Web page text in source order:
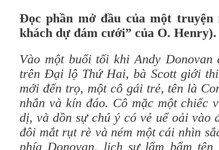
Đọc phần mở đầu của một truyện
khách dự đám cưới” của O. Henry).
Vào một buổi tối khi Andy
trên Đại lộ Thứ Hai, bà Scott giới
mới đến trọ, một cô gái trẻ, tên là
nhắn và kín đáo. Cô mặc một chiếc
dị, và dồn sự chú ý có vẻ uể oải vào
đôi mắt rụt rè và ném một cái nhìn
phía Donovan, lịch sự lẩm bẩm